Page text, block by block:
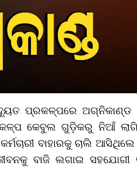
ପ୍ରକଳ୍ପରେ ଅଗ୍ନିକାଣ୍ଡ
କେବୁଲ ଗୁଡ଼ିକରୁ ନିଆଁ
ବାହାରକୁ ଚାଲି
ବାଜି ଲଗାଇ ସହଯୋଗୀ